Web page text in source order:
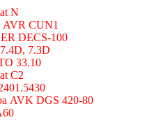
N
AVR CUN1
DECS-100
7.3D
33.10
C2
AVK DGS 420-80